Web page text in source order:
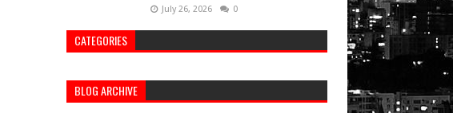
July 26, 2026 0
CATEGORIES
BLOG ARCHIVE